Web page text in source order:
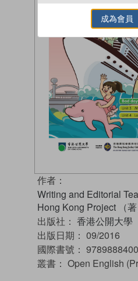
作者：
Writing and Editorial
Hong Kong Project （著
出版社： 香港公開大學
出版日期： 09/2016
國際書號：
叢書： Open English
成為會員